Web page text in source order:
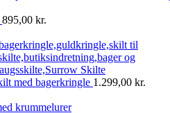
895,00 kr.
med bagerkringle 1.299,00 kr.